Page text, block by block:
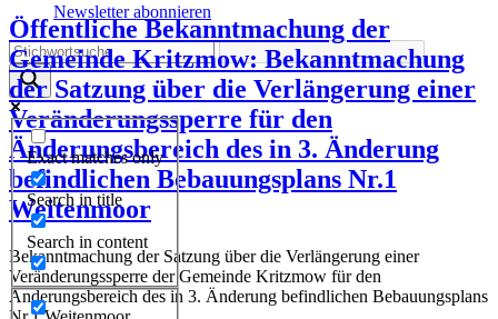
Newsletter abonnieren
Exact matches only
Search in title
Search in content
Öffentliche Bekanntmachung der
Gemeinde Kritzmow: Bekanntmachung
der Satzung über die Verlängerung einer
Veränderungssperre für den
Änderungsbereich des in 3. Änderung
befindlichen Bebauungsplans Nr.1
Weitenmoor
Bekanntmachung der Satzung über die Verlängerung einer
Veränderungssperre der Gemeinde Kritzmow für den
Änderungsbereich des in 3. Änderung befindlichen Bebauungsplans